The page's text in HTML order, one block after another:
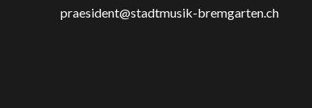
praesident@stadtmusik-bremgarten.ch